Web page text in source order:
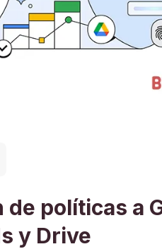
políticas a
y Drive